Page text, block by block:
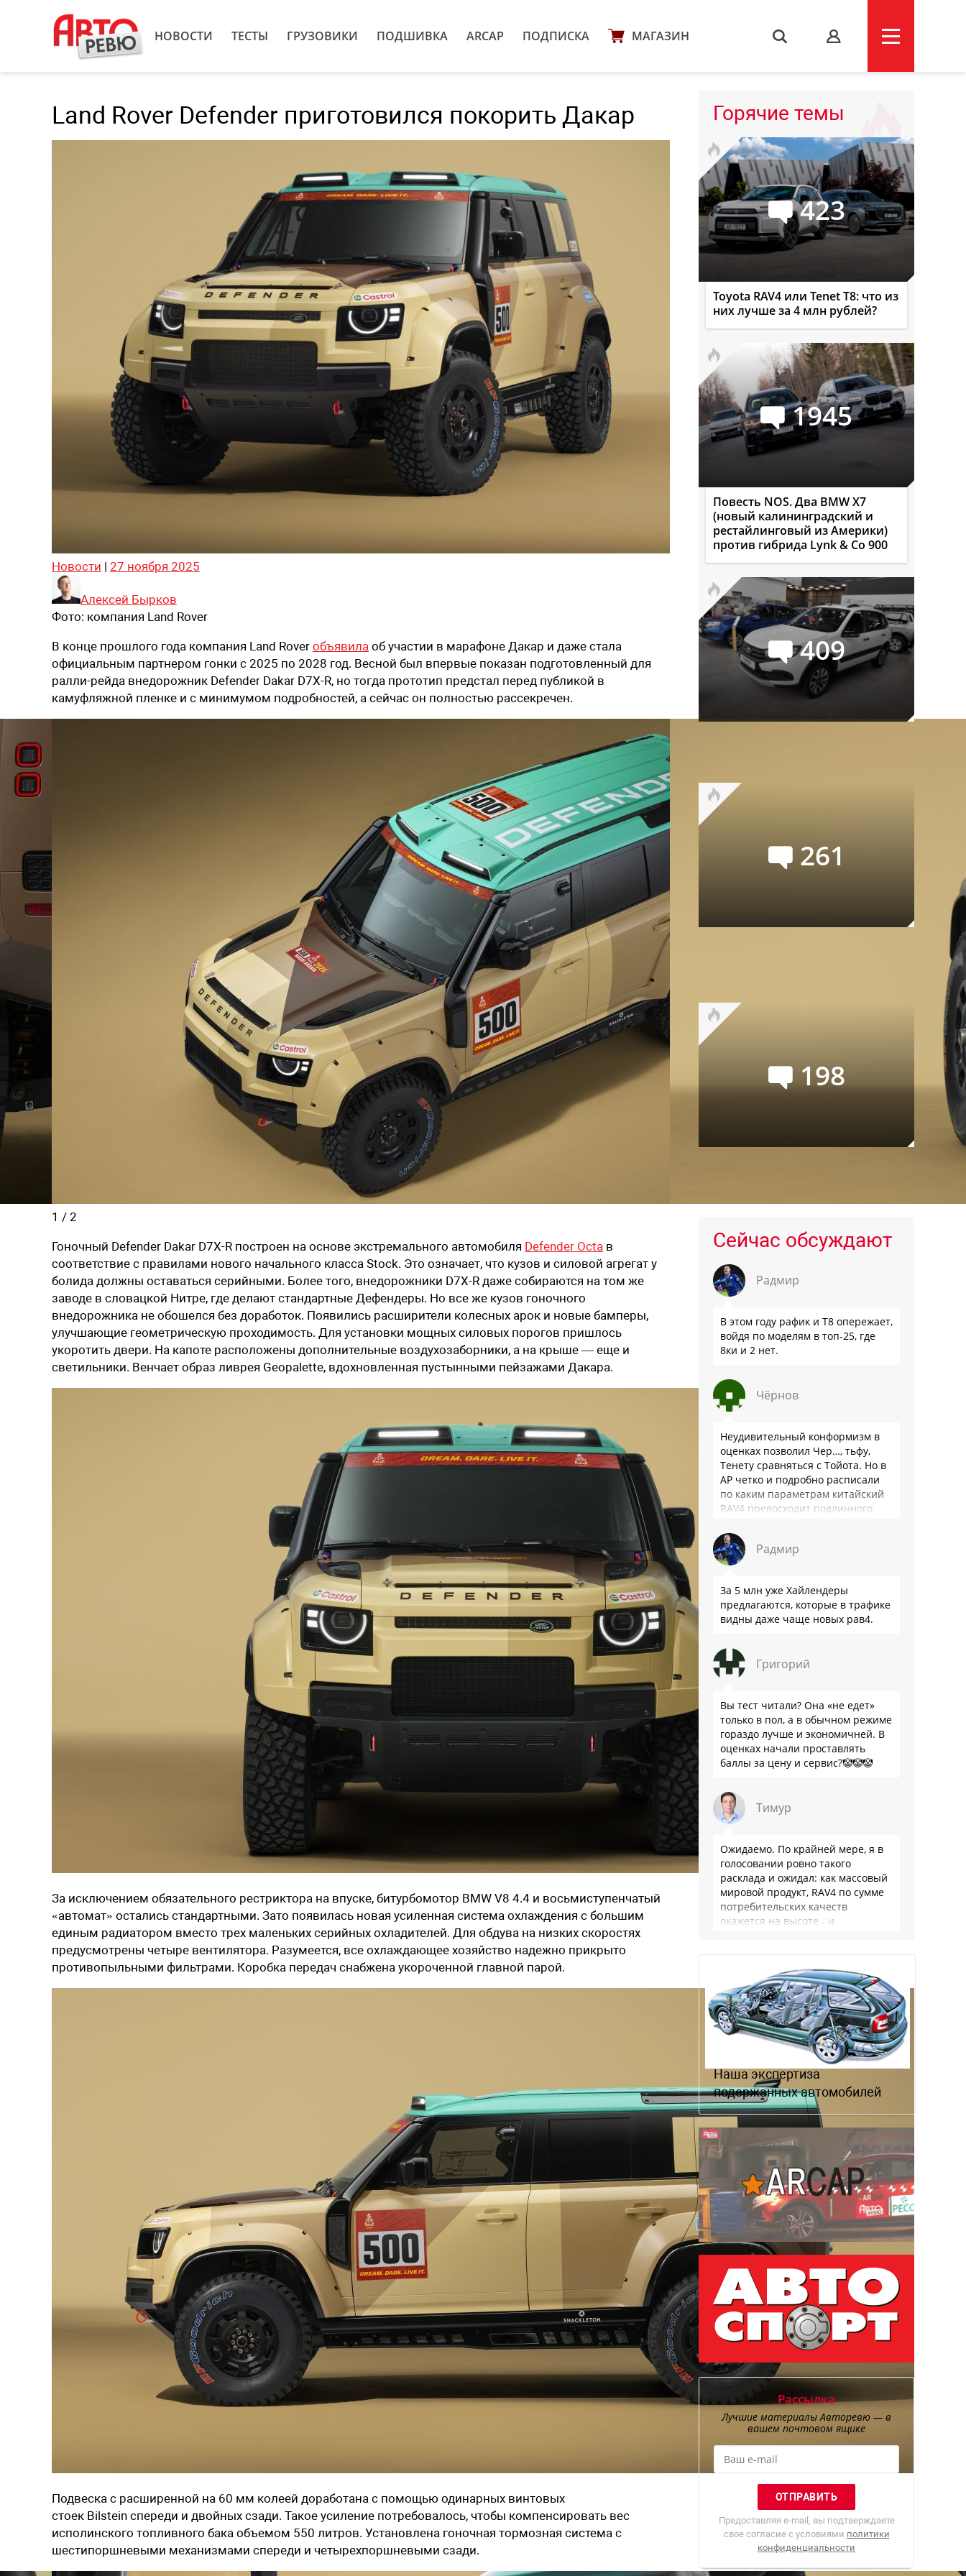
НОВОСТИ ТЕСТЫ ГРУЗОВИКИ ПОДШИВКА ARCAP ПОДПИСКА МАГАЗИН s
Land Rover Defender приготовился покорить Дакар
Новости | 27 ноября 2025
Алексей Бырков
Фото: компания Land Rover
В конце прошлого года компания Land Rover объявила об участии в марафоне Дакар и даже стала
официальным партнером гонки с 2025 по 2028 год. Весной был впервые показан подготовленный для
ралли-рейда внедорожник Defender Dakar D7X-R, но тогда прототип предстал перед публикой в
камуфляжной пленке и с минимумом подробностей, а сейчас он полностью рассекречен.
1 / 2
Гоночный Defender Dakar D7X-R построен на основе экстремального автомобиля Defender Octa в
соответствие с правилами нового начального класса Stock. Это означает, что кузов и силовой агрегат у
болида должны оставаться серийными. Более того, внедорожники D7X-R даже собираются на том же
заводе в словацкой Нитре, где делают стандартные Дефендеры. Но все же кузов гоночного
внедорожника не обошелся без доработок. Появились расширители колесных арок и новые бамперы,
улучшающие геометрическую проходимость. Для установки мощных силовых порогов пришлось
укоротить двери. На капоте расположены дополнительные воздухозаборники, а на крыше — еще и
светильники. Венчает образ ливрея Geopalette, вдохновленная пустынными пейзажами Дакара.
За исключением обязательного рестриктора на впуске, битурбомотор BMW V8 4.4 и восьмиступенчатый
«автомат» остались стандартными. Зато появилась новая усиленная система охлаждения с большим
единым радиатором вместо трех маленьких серийных охладителей. Для обдува на низких скоростях
предусмотрены четыре вентилятора. Разумеется, все охлаждающее хозяйство надежно прикрыто
противопыльными фильтрами. Коробка передач снабжена укороченной главной парой.
Подвеска с расширенной на 60 мм колеей доработана с помощью одинарных винтовых
стоек Bilstein спереди и двойных сзади. Такое усиление потребовалось, чтобы компенсировать вес
исполинского топливного бака объемом 550 литров. Установлена гоночная тормозная система с
шестипоршневыми механизмами спереди и четырехпоршневыми сзади.
Горячие темы
423
Toyota RAV4 или Tenet T8: что из
них лучше за 4 млн рублей?
1945
Повесть NOS. Два BMW X7
(новый калининградский и
рестайлинговый из Америки)
против гибрида Lynk & Co 900
409
261
198
Сейчас обсуждают
Радмир
В этом году рафик и Т8 опережает,
войдя по моделям в топ-25, где
8ки и 2 нет.
Чёрнов
Неудивительный конформизм в
оценках позволил Чер…, тьфу,
Тенету сравняться с Тойота. Но в
АР четко и подробно расписали
по каким параметрам китайский
RAV4 превосходит подлинного
подвеска едет ровно и приятно …
Радмир
За 5 млн уже Хайлендеры
предлагаются, которые в трафике
видны даже чаще новых рав4.
Григорий
Вы тест читали? Она «не едет»
только в пол, а в обычном режиме
гораздо лучше и экономичней. В
оценках начали проставлять
баллы за цену и сервис?🤡🤡🤡
Тимур
Ожидаемо. По крайней мере, я в
голосовании ровно такого
расклада и ожидал: как массовый
мировой продукт, RAV4 по сумме
потребительских качеств
окажется на высоте - и
Наша экспертиза
подержанных автомобилей
Рассылка
Лучшие материалы Авторевю — в
вашем почтовом ящике
Предоставляя e-mail, вы подтверждаете
свое согласие с условиями политики
конфиденциальности